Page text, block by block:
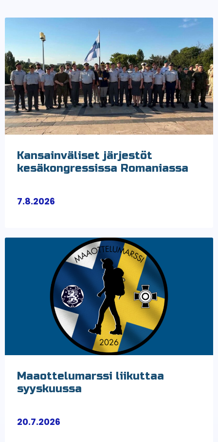
Kansainväliset järjestöt
kesäkongressissa Romaniassa
7.8.2026
Maaottelumarssi liikuttaa
syyskuussa
20.7.2026